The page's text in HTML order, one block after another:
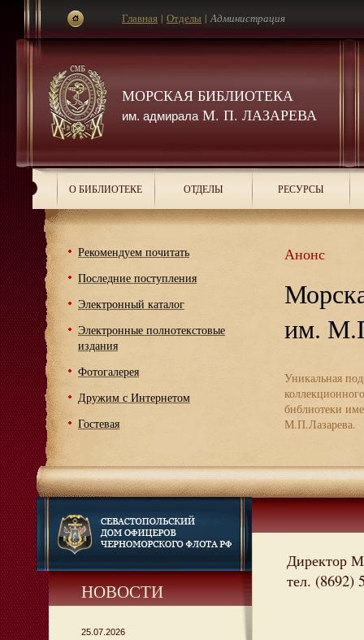
МОРСКАЯ БИБЛИОТЕКА
им. адмиралаМ. П. ЛАЗАРЕВА
Главная | Отделы |Администрация
О БИБЛИОТЕКЕ ОТДЕЛЫ РЕСУРСЫ
Рекомендуем почитать
Последние поступления
Электронный каталог
Электронные полнотекстовые
издания
Фотогалерея
Дружим с Интернетом
Гостевая
Анонс
им.
Уникальная
библиотеки
М.П.Лазарева.
НОВОСТИ
25.07.2026
Директор
тел. (8692)